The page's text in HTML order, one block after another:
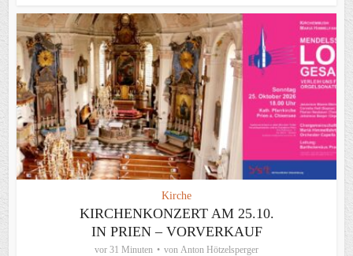
Kirche
KIRCHENKONZERT AM 25.10.
IN PRIEN – VORVERKAUF
vor 31 Minuten von Anton Hötzelsperger